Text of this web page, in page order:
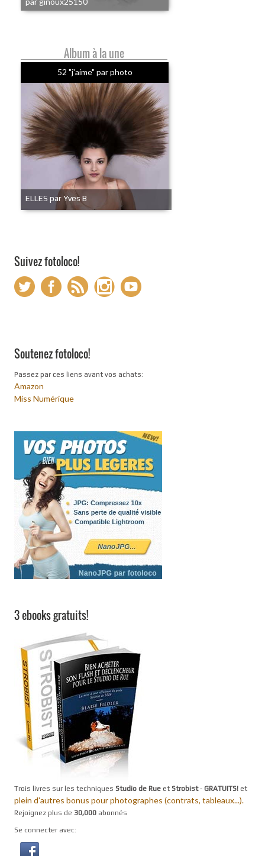
Album à la une
52 "j'aime" par photo
ELLES par Yves B
Suivez fotoloco!
Soutenez fotoloco!
Passez par ces liens avant vos achats:
Amazon
Miss Numérique
3 ebooks gratuits!
Trois livres sur les techniques Studio de Rue et Strobist- GRATUITS! et
plein d'autres bonus pour photographes (contrats, tableaux...).
Rejoignez plus de 30,000 abonnés
Se connecter avec: